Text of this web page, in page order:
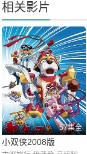
相关影片
57集全
小双侠2008版